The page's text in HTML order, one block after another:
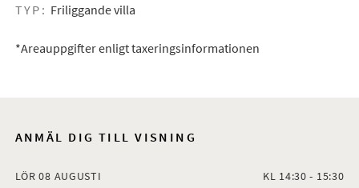
TYP: Friliggande villa
*Areauppgifter enligt taxeringsinformationen
ANMÄL DIG TILL VISNING
LÖR 08 AUGUSTI KL 14:30 - 15:30